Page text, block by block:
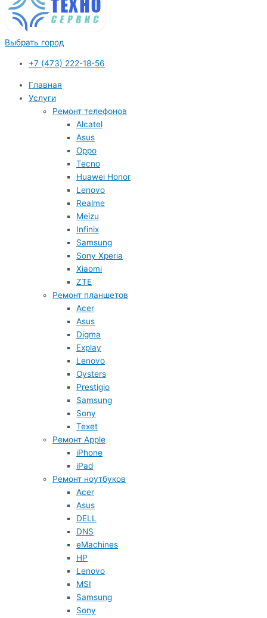
Выбрать город
+7 (473) 222-18-56
Главная
Услуги
Ремонт телефонов
Alcatel
Asus
Oppo
Tecno
Huawei Honor
Lenovo
Realme
Meizu
Infinix
Samsung
Sony Xperia
Xiaomi
ZTE
Ремонт планшетов
Acer
Asus
Digma
Explay
Lenovo
Oysters
Prestigio
Samsung
Sony
Texet
Ремонт Apple
iPhone
iPad
Ремонт ноутбуков
Acer
Asus
DELL
DNS
eMachines
HP
Lenovo
MSI
Samsung
Sony